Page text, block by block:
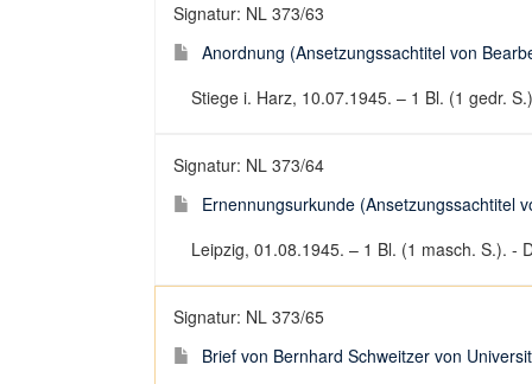
Signatur: NL 373/63
Anordnung (Ansetzungssachtitel von
Stiege i. Harz, 10.07.1945. – 1 Bl. (1 gedr.
Signatur: NL 373/64
Ernennungsurkunde (Ansetzungssachtitel
Leipzig, 01.08.1945. – 1 Bl. (1 masch. S.). -
Signatur: NL 373/65
Brief von Bernhard Schweitzer von